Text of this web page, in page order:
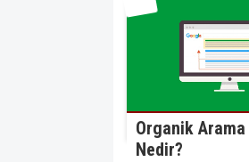
Organik
Nedir?